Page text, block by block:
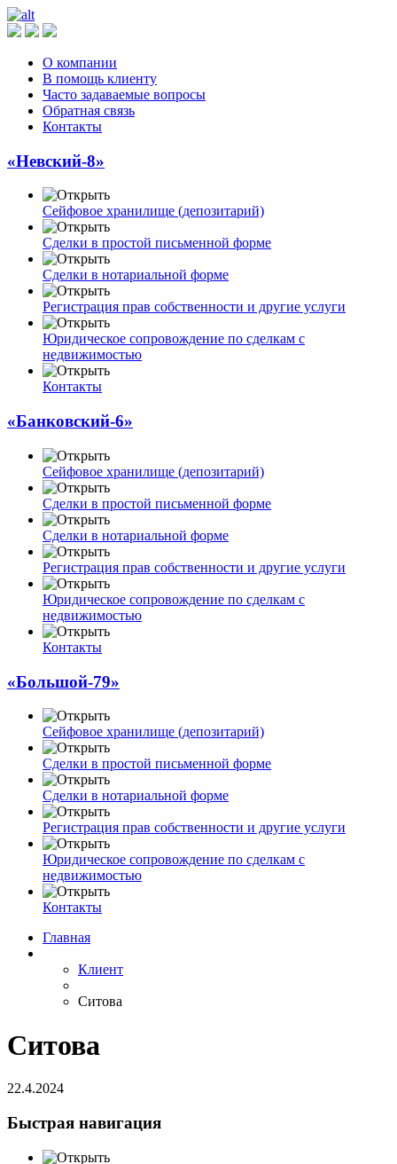
О компании
В помощь клиенту
Часто задаваемые вопросы
Обратная связь
Контакты
«Невский-8»
Сейфовое хранилище (депозитарий)
Сделки в простой письменной форме
Сделки в нотариальной форме
Регистрация прав собственности и другие услуги
Юридическое сопровождение по сделкам с
недвижимостью
Контакты
«Банковский-6»
Сейфовое хранилище (депозитарий)
Сделки в простой письменной форме
Сделки в нотариальной форме
Регистрация прав собственности и другие услуги
Юридическое сопровождение по сделкам с
недвижимостью
Контакты
«Большой-79»
Сейфовое хранилище (депозитарий)
Сделки в простой письменной форме
Сделки в нотариальной форме
Регистрация прав собственности и другие услуги
Юридическое сопровождение по сделкам с
недвижимостью
Контакты
Главная
Клиент
Ситова
Ситова
22.4.2024
Быстрая навигация